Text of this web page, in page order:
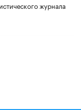
журнала